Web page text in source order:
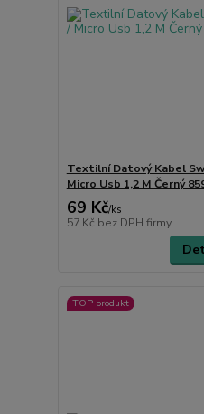
Textilní Datový Kabel
Micro Usb 1,2 M Černý
69 Kč/ks
57 Kč bez DPH firmy
TOP produkt